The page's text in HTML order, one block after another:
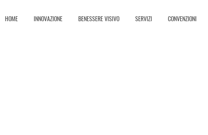
HOME INNOVAZIONE BENESSERE VISIVO SERVIZI CONVENZIONI